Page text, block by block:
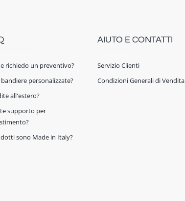
richiedo un preventivo?
bandiere personalizzate?
all'estero?
supporto per
sono Made in Italy?
AIUTO E CONTATTI
Servizio Clienti
Condizioni Generali di Vendita